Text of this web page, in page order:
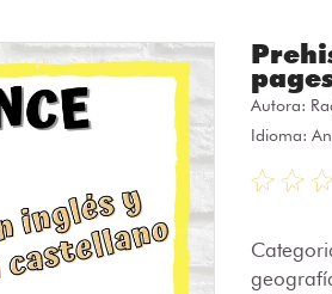
Autora:
Idioma: